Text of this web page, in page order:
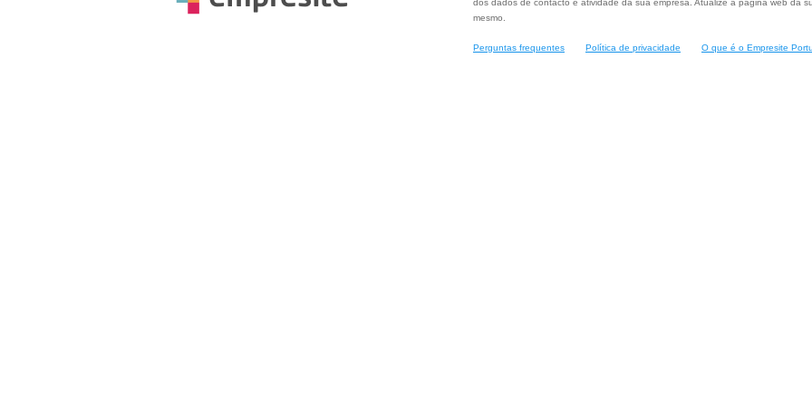
dos dados de contacto e atividade da sua empresa. Atualize a página web da
mesmo.
Perguntas frequentes Política de privacidade O que é o Empresite